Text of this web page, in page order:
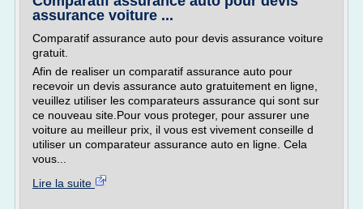
assurance voiture ...
Comparatif assurance auto pour devis assurance voiture
gratuit.
Afin de realiser un comparatif assurance auto pour
recevoir un devis assurance auto gratuitement en ligne,
veuillez utiliser les comparateurs assurance qui sont sur
ce nouveau site.Pour vous proteger, pour assurer une
voiture au meilleur prix, il vous est vivement conseille d
utiliser un comparateur assurance auto en ligne. Cela
vous...
Lire la suite